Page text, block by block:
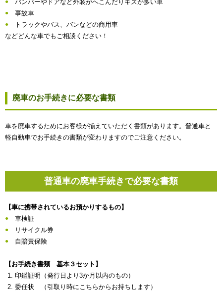
バンパーやドアなど外装がへこんだりキズが多い車
事故車
トラックやバス、バンなどの商用車
などどんな車でもご相談ください！
廃車のお手続きに必要な書類
車を廃車するためにお客様が揃えていただく書類があります。普通車と
軽自動車でお手続きの書類が変わりますのでご注意ください。
普通車の廃車手続きで必要な書類
【車に携帯されているお預かりするもの】
車検証
リサイクル券
自賠責保険
【お手続き書類 基本３セット】
印鑑証明（発行日より3か月以内のもの）
委任状 （引取り時にこちらからお持ちします）